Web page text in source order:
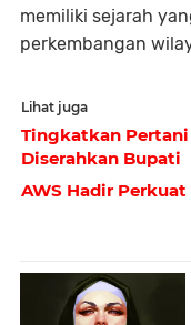
memiliki sejarah
perkembangan
Lihat juga
Tingkatkan
Diserahkan Bupati
AWS Hadir